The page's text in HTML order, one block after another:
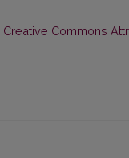
Creative Commons